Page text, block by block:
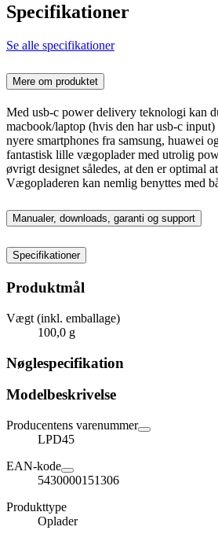
Specifikationer
Se alle specifikationer
Mere om produktet
Med usb-c power delivery teknologi kan
macbook/laptop (hvis den har usb-c
nyere smartphones fra samsung, huawei
fantastisk lille vægoplader med utrolig
øvrigt designet således, at den er optimal
Vægopladeren kan nemlig benyttes med
Manualer, downloads, garanti og support
Specifikationer
Produktmål
Vægt (inkl. emballage)
100,0 g
Nøglespecifikation
Modelbeskrivelse
Producentens varenummer
LPD45
EAN-kode
5430000151306
Produkttype
Oplader